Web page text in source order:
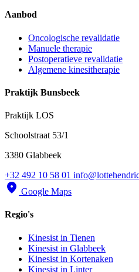
Aanbod
Oncologische revalidatie
Manuele therapie
Postoperatieve revalidatie
Algemene kinesitherapie
Praktijk Bunsbeek
Praktijk LOS
Schoolstraat 53/1
3380 Glabbeek
+32 492 10 58 01
location_on Google Maps
Regio's
Kinesist in Tienen
Kinesist in Glabbeek
Kinesist in Kortenaken
Kinesist in Linter